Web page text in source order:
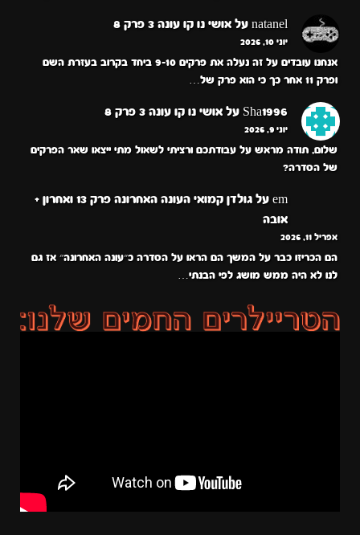
natanel על אושי נו קו עונה 3 פרק 8
יוני 10, 2026
אנחנו עובדים על זה נעלה את פרקים 9-10 ביחד בקרוב בעזרת השם
ופרק 11 אחר כך כי הוא פרק של…
Sha1996 על אושי נו קו עונה 3 פרק 8
יוני 9, 2026
שלום, תודה מראש על עבודתכם ורציתי לשאול מתי ייצאו שאר הפרקים
של הסדרה?
em על
גולדן קמואי העונה האחרונה פרק 13 ואחרון +
אובה
אפריל 11, 2026
הם הכריזו כבר על המשך הם הראו על הסדרה כ״עונה האחרונה״ אז גם
לנו לא היה ממש מושג לפי הבנתי…